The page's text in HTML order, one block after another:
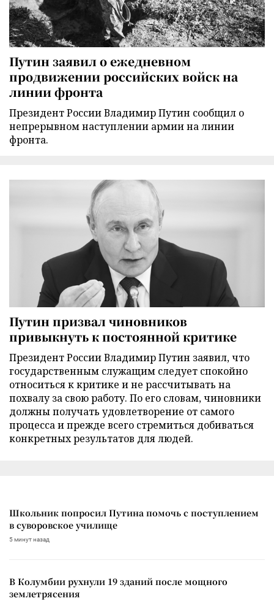
Путин заявил о ежедневном
продвижении российских войск на
линии фронта
Президент России Владимир Путин сообщил о
непрерывном наступлении армии на линии
фронта.
Путин призвал чиновников
привыкнуть к постоянной критике
Президент России Владимир Путин заявил, что
государственным служащим следует спокойно
относиться к критике и не рассчитывать на
похвалу за свою работу. По его словам, чиновники
должны получать удовлетворение от самого
процесса и прежде всего стремиться добиваться
конкретных результатов для людей.
Школьник попросил Путина помочь с поступлением
в суворовское училище
5 минут назад
В Колумбии рухнули 19 зданий после мощного
землетрясения